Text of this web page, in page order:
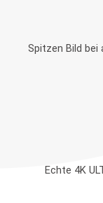
Spitzen Bild
Echte 4K